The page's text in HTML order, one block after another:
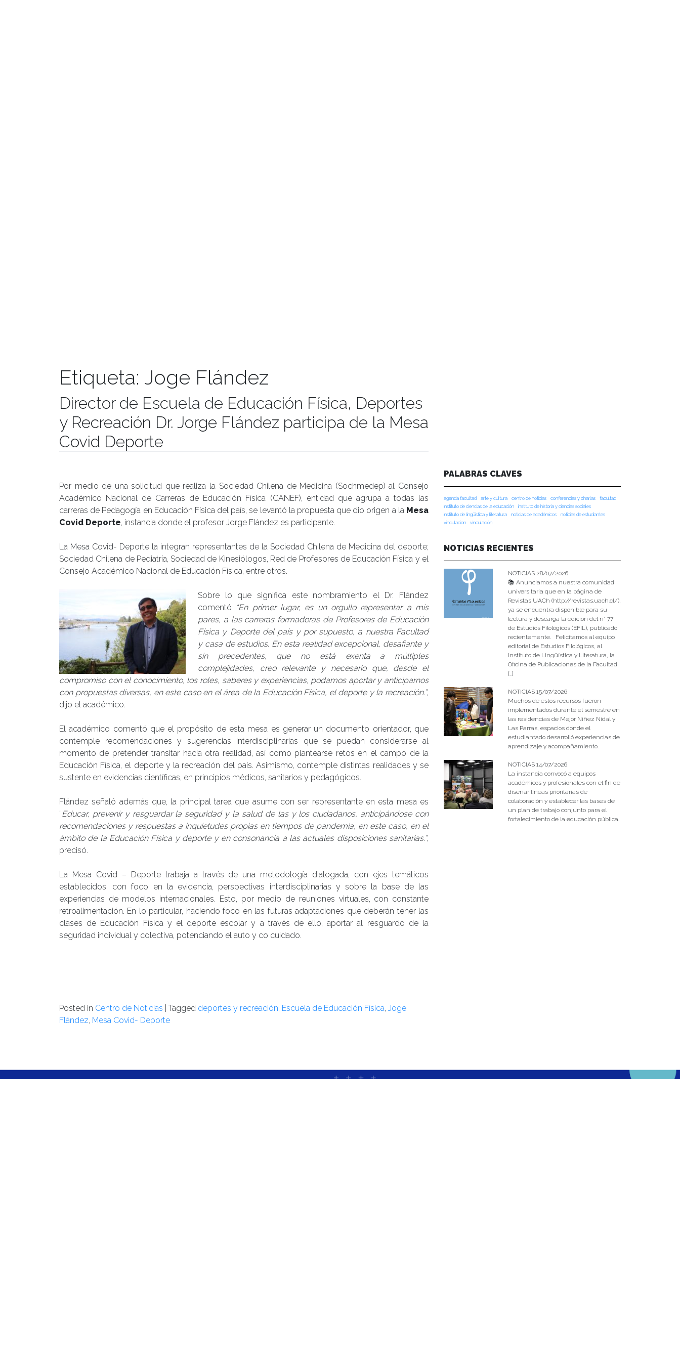
Etiqueta: Joge Flández
Director de Escuela de Educación Física, Deportes
y Recreación Dr. Jorge Flández participa de la Mesa
Covid Deporte
Por medio de una solicitud que realiza la Sociedad Chilena de Medicina (Sochmedep) al Consejo
Académico Nacional de Carreras de Educación Física (CANEF), entidad que agrupa a todas las
carreras de Pedagogía en Educación Física del país, se levantó la propuesta que dio origen a la Mesa
Covid Deporte, instancia donde el profesor Jorge Flández es participante.
La Mesa Covid- Deporte la integran representantes de la Sociedad Chilena de Medicina del deporte;
Sociedad Chilena de Pediatría, Sociedad de Kinesiólogos, Red de Profesores de Educación Física y el
Consejo Académico Nacional de Educación Física, entre otros.
Sobre lo que significa este nombramiento el Dr. Flández
comentó
“En primer lugar, es un orgullo representar a mis
pares, a las carreras formadoras de Profesores de Educación
Física y Deporte del país y por supuesto, a nuestra Facultad
y casa de estudios. En esta realidad excepcional, desafiante y
sin precedentes, que no está exenta a múltiples
complejidades, creo relevante y necesario que, desde el
compromiso con el conocimiento, los roles, saberes y experiencias, podamos aportar y anticiparnos
con propuestas diversas, en este caso en el área de la Educación Física, el deporte y la recreación.”,
dijo el académico.
El académico comentó que el propósito de esta mesa es generar un documento orientador, que
contemple recomendaciones y sugerencias interdisciplinarias que se puedan considerarse al
momento de pretender transitar hacia otra realidad, así como plantearse retos en el campo de la
Educación Física, el deporte y la recreación del país. Asimismo, contemple distintas realidades y se
sustente en evidencias científicas, en principios médicos, sanitarios y pedagógicos.
Flández señaló además que, la principal tarea que asume con ser representante en esta mesa es
“Educar, prevenir y resguardar la seguridad y la salud de las y los ciudadanos, anticipándose con
recomendaciones y respuestas a inquietudes propias en tiempos de pandemia, en este caso, en el
ámbito de la Educación Física y deporte y en consonancia a las actuales disposiciones sanitarias.”,
precisó.
La Mesa Covid – Deporte trabaja a través de una metodología dialogada, con ejes temáticos
establecidos, con foco en la evidencia, perspectivas interdisciplinarias y sobre la base de las
experiencias de modelos internacionales. Esto, por medio de reuniones virtuales, con constante
retroalimentación. En lo particular, haciendo foco en las futuras adaptaciones que deberán tener las
clases de Educación Física y el deporte escolar y a través de ello, aportar al resguardo de la
seguridad individual y colectiva, potenciando el auto y co cuidado.
Posted in Centro de Noticias Tagged deportes y recreación, Escuela de Educación Física, Joge
Flández, Mesa Covid- Deporte
PALABRAS CLAVES
agenda facultad arte y cultura centro de noticias conferencias y charlas
facultad
instituto de ciencias de la educación
instituto de historia y ciencias sociales
instituto de lingüística y literatura
noticias de académicos
noticias de estudiantes
vinculacion
vinculación
NOTICIAS RECIENTES
NOTICIAS 28/07/2026
📚 Anunciamos a nuestra comunidad
universitaria que en la página de
Revistas UACh (http://revistas.uach.cl/),
ya se encuentra disponible para su
lectura y descarga la edición del n° 77
de Estudios Filológicos (EFIL), publicado
recientemente. Felicitamos al equipo
editorial de Estudios Filológicos, al
Instituto de Lingüística y Literatura, la
Oficina de Publicaciones de la Facultad
[…]
NOTICIAS 15/07/2026
Muchos de estos recursos fueron
implementados durante el semestre en
las residencias de Mejor Niñez Nidal y
Las Parras, espacios donde el
estudiantado desarrolló experiencias de
aprendizaje y acompañamiento.
NOTICIAS 14/07/2026
La instancia convocó a equipos
académicos y profesionales con el fin de
diseñar líneas prioritarias de
colaboración y establecer las bases de
un plan de trabajo conjunto para el
fortalecimiento de la educación pública.